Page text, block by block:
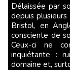
Délaissée par
depuis
Bristol, en
consciente de
Ceux-ci ne
inquiétante :
domaine et,